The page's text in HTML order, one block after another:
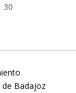
30
de Badajoz